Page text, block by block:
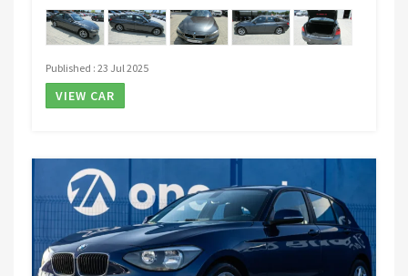
Published : 23 Jul 2025
VIEW CAR